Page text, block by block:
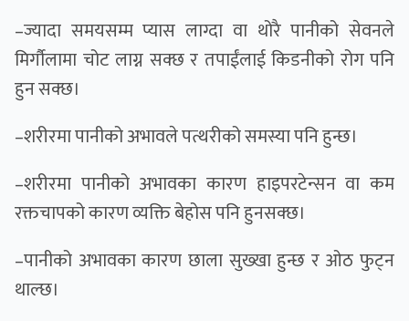
–ज्यादा समयसम्म प्यास लाग्दा वा थोरै पानीको सेवनले
मिर्गौलामा चोट लाग्न सक्छ र तपाईंलाई किडनीको रोग पनि
हुन सक्छ।
–शरीरमा पानीको अभावले पत्थरीको समस्या पनि हुन्छ।
–शरीरमा पानीको अभावका कारण हाइपरटेन्सन वा कम
रक्तचापको कारण व्यक्ति बेहोस पनि हुनसक्छ।
–पानीको अभावका कारण छाला सुख्खा हुन्छ र ओठ फुट्न
थाल्छ।